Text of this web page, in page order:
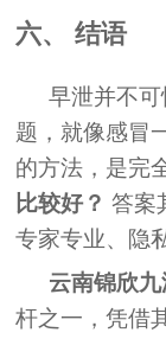
六、 结语
早泄并不
题，就像感冒
的方法，是完
比较好？ 答案
专家专业、隐
云南锦欣
杆之一，凭借